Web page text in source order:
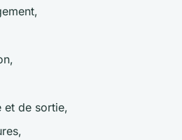
et de sortie,